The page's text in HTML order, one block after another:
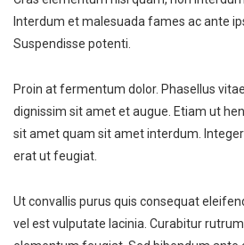
Interdum et malesuada fames ac ante
Suspendisse potenti.
Proin at fermentum dolor. Phasellus
dignissim sit amet et augue. Etiam ut
sit amet quam sit amet interdum.
erat ut feugiat.
Ut convallis purus quis consequat
vel est vulputate lacinia. Curabitur